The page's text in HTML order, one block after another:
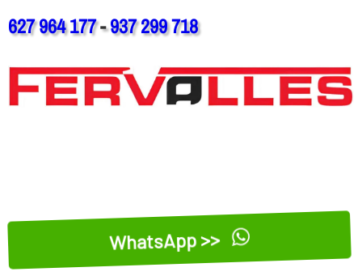
627 964 177-937 299 718
WhatsApp >>